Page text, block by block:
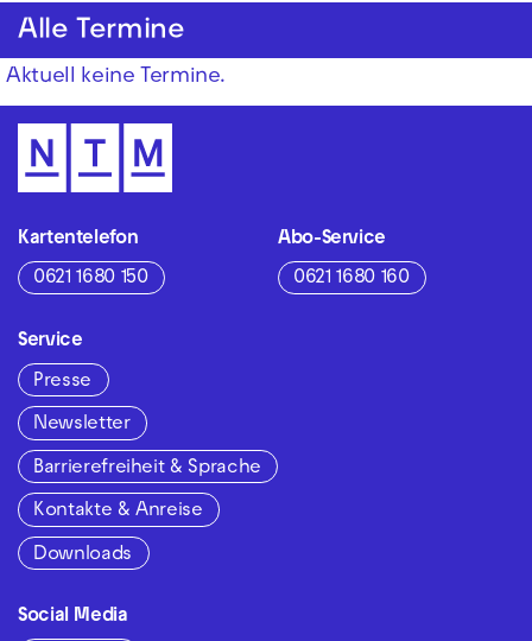
Alle Termine
Aktuell keine Termine.
Kartentelefon
0621 1680 150
Abo-Service
0621 1680 160
Service
Presse
Newsletter
Barrierefreiheit & Sprache
Kontakte & Anreise
Downloads
Social Media